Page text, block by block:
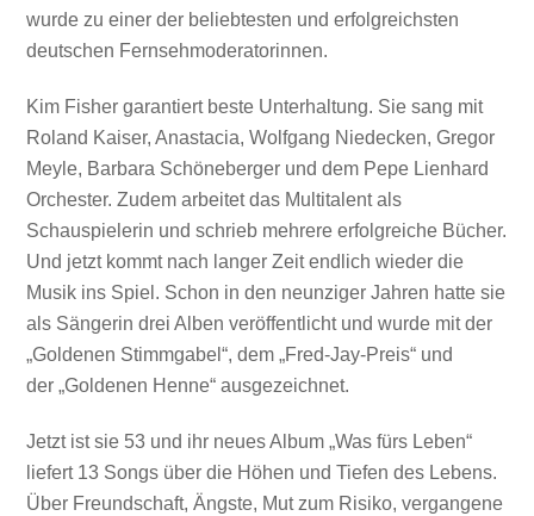
wurde zu einer der beliebtesten und erfolgreichsten
deutschen Fernsehmoderatorinnen.
Kim Fisher garantiert beste Unterhaltung. Sie sang mit
Roland Kaiser, Anastacia, Wolfgang Niedecken, Gregor
Meyle, Barbara Schöneberger und dem Pepe Lienhard
Orchester. Zudem arbeitet das Multitalent als
Schauspielerin und schrieb mehrere erfolgreiche Bücher.
Und jetzt kommt nach langer Zeit endlich wieder die
Musik ins Spiel. Schon in den neunziger Jahren hatte sie
als Sängerin drei Alben veröffentlicht und wurde mit der
„Goldenen Stimmgabel“, dem „Fred-Jay-Preis“ und
der „Goldenen Henne“ ausgezeichnet.
Jetzt ist sie 53 und ihr neues Album „Was fürs Leben“
liefert 13 Songs über die Höhen und Tiefen des Lebens.
Über Freundschaft, Ängste, Mut zum Risiko, vergangene